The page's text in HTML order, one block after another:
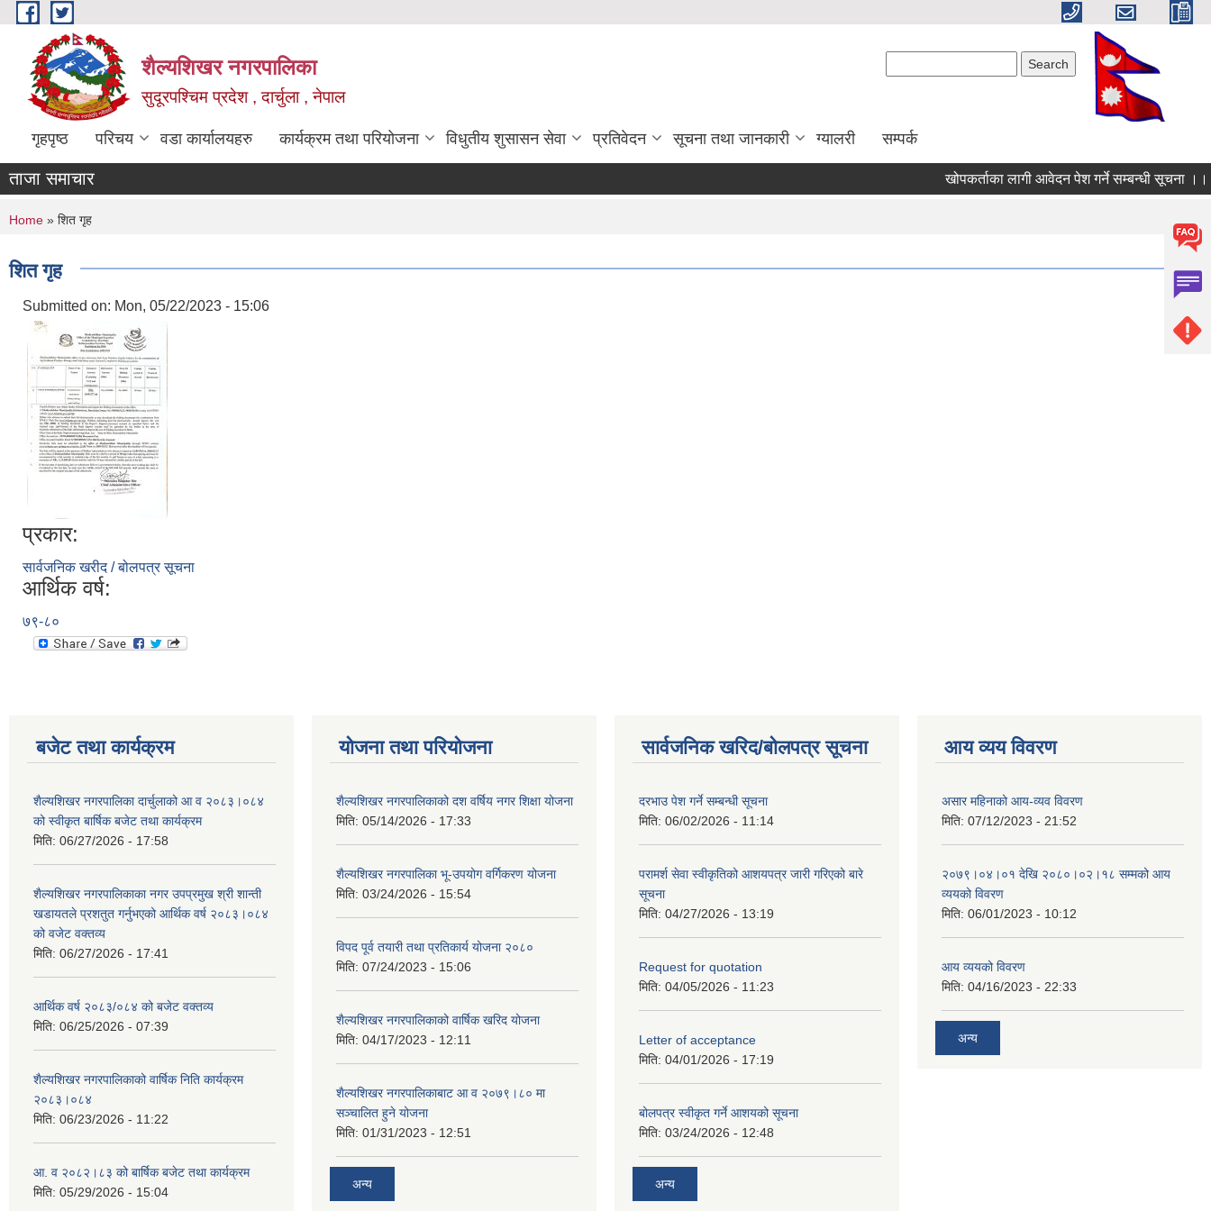
Skip to main content
शैल्यशिखर नगरपालिका
सुदूरपश्चिम प्रदेश , दार्चुला , नेपाल
गृहपृष्ठ परिचय वडा कार्यालयहरु कार्यक्रम तथा परियोजना विधुतीय शुसासन सेवा प्रतिवेदन सूचना तथा जानकारी ग्यालरी सम्पर्क
ताजा समाचार खोपकर्ताका लागी आवेदन पेश गर्ने सम्बन्धी सूचना ।।
You are here
Home » शित गृह
शित गृह
Submitted on: Mon, 05/22/2023 - 15:06
प्रकार:
सार्वजनिक खरीद / बोलपत्र सूचना
आर्थिक वर्ष:
७९-८०
बजेट तथा कार्यक्रम
शैल्यशिखर नगरपालिका दार्चुलाको आ व २०८३।०८४
को स्वीकृत बार्षिक बजेट तथा कार्यक्रम
मिति: 06/27/2026 - 17:58
शैल्यशिखर नगरपालिकाका नगर उपप्रमुख श्री शान्ती
खडायतले प्रशतुत गर्नुभएको आर्थिक वर्ष २०८३।०८४
को वजेट वक्तव्य
मिति: 06/27/2026 - 17:41
आर्थिक वर्ष २०८३/०८४ को बजेट वक्तव्य
मिति: 06/25/2026 - 07:39
शैल्यशिखर नगरपालिकाको वार्षिक निति कार्यक्रम
२०८३।०८४
मिति: 06/23/2026 - 11:22
आ. व २०८२।८३ को बार्षिक बजेट तथा कार्यक्रम
मिति: 05/29/2026 - 15:04
योजना तथा परियोजना
शैल्यशिखर नगरपालिकाको दश वर्षिय नगर शिक्षा योजना
मिति: 05/14/2026 - 17:33
शैल्यशिखर नगरपालिका भू-उपयोग वर्गिकरण योजना
मिति: 03/24/2026 - 15:54
विपद पूर्व तयारी तथा प्रतिकार्य योजना २०८०
मिति: 07/24/2023 - 15:06
शैल्यशिखर नगरपालिकाको वार्षिक खरिद योजना
मिति: 04/17/2023 - 12:11
शैल्यशिखर नगरपालिकाबाट आ व २०७९।८० मा
सञ्चालित हुने योजना
मिति: 01/31/2023 - 12:51
अन्य
सार्वजनिक खरिद/बोलपत्र सूचना
दरभाउ पेश गर्ने सम्बन्धी सूचना
मिति: 06/02/2026 - 11:14
परामर्श सेवा स्वीकृतिको आशयपत्र जारी गरिएको बारे
सूचना
मिति: 04/27/2026 - 13:19
Request for quotation
मिति: 04/05/2026 - 11:23
Letter of acceptance
मिति: 04/01/2026 - 17:19
बोलपत्र स्वीकृत गर्ने आशयको सूचना
मिति: 03/24/2026 - 12:48
अन्य
आय व्यय विवरण
असार महिनाको आय-व्यव विवरण
मिति: 07/12/2023 - 21:52
२०७९।०४।०१ देखि २०८०।०२।१८ सम्मको आय
व्ययको विवरण
मिति: 06/01/2023 - 10:12
आय व्ययको विवरण
मिति: 04/16/2023 - 22:33
अन्य